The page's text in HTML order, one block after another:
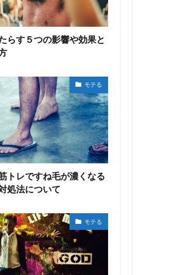
らす５つの影響や効果と
モテる
トレですね毛が濃くなる
処法について
モテる